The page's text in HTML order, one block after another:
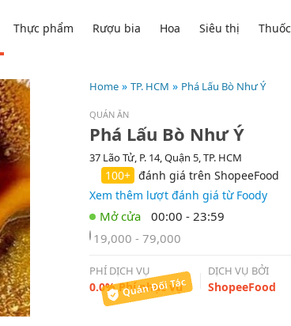
Thực phẩm Rượu bia Hoa Siêu thị Thuốc
Home TP. HCM Phá Lấu Bò Như Ý
QUÁN ĂN
Phá Lấu Bò Như Ý
37 Lão Tử, P. 14, Quận 5, TP. HCM
100+ đánh giá trên ShopeeFood
Xem thêm lượt đánh giá từ Foody
00:00 - 23:59
19,000 - 79,000
PHÍ DỊCH VỤ
0.0% Phí phục vụ
DỊCH VỤ BỞI
ShopeeFood